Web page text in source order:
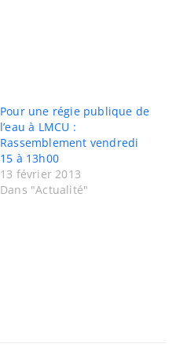
Pour une régie publique de
l’eau à LMCU :
Rassemblement vendredi
15 à 13h00
13 février 2013
Dans "Actualité"